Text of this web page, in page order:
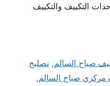
التكييف والتكييف
صباح السالم,تصليح
مركزي صباح السالم,